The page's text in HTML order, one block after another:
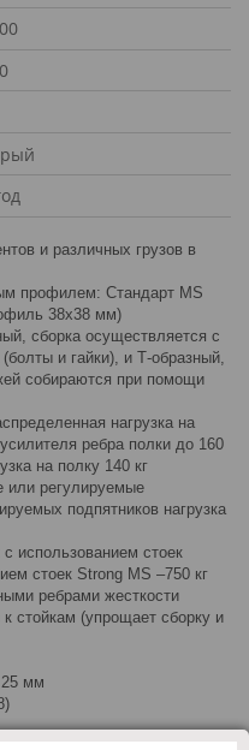
и различных грузов в
профилем: Стандарт MS
38х38 мм)
сборка осуществляется с
и гайки), и Т-образный,
собираются при помощи
нагрузка на
ребра полки до 160
на полку 140 кг
или регулируемые
подпятников нагрузка
использованием стоек
стоек Strong MS –750 кг
ребрами жесткости
стойкам (упрощает сборку и
25 мм